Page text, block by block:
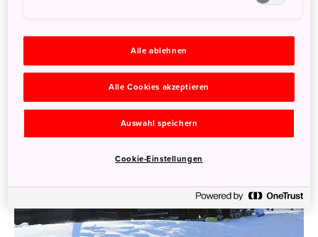
Alle ablehnen
Alle Cookies akzeptieren
Auswahl speichern
Cookie-Einstellungen